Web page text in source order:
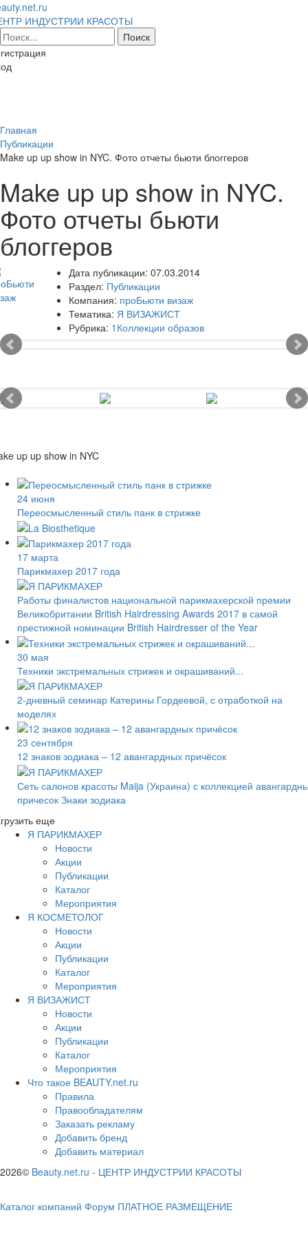
ИНДУСТРИИ КРАСОТЫ
Главная
Публикации
Make up up show in NYC. Фото отчеты бьюти блоггеров
Make up up show in NYC.
Фото отчеты бьюти
блоггеров
Дата публикации: 07.03.2014
Раздел: Публикации
Компания: проБьюти визаж
Тематика: Я ВИЗАЖИСТ
Рубрика: 1Коллекции образов
up up show in NYC
24 июня
Переосмысленный стиль панк в стрижке
17 марта
Парикмахер 2017 года
Работы финалистов национальной парикмахерской премии
Великобритании British Hairdressing Awards 2017 в самой
престижной номинации British Hairdresser of the Year
30 мая
Техники экстремальных стрижек и окрашиваний...
2-дневный семинар Катерины Гордеевой, с отработкой на
моделях
23 сентября
12 знаков зодиака – 12 авангардных причёсок
Сеть салонов красоты Maija (Украина) с коллекцией
причесок Знаки зодиака
еще
Я ПАРИКМАХЕР
Новости
Акции
Публикации
Каталог
Мероприятия
Я КОСМЕТОЛОГ
Новости
Акции
Публикации
Каталог
Мероприятия
Я ВИЗАЖИСТ
Новости
Акции
Публикации
Каталог
Мероприятия
Что такое BEAUTY.net.ru
Правила
Правообладателям
Заказать рекламу
Добавить бренд
Добавить материал
2026© Beauty.net.ru - ЦЕНТР ИНДУСТРИИ КРАСОТЫ
Каталог компаний Форум ПЛАТНОЕ РАЗМЕЩЕНИЕ